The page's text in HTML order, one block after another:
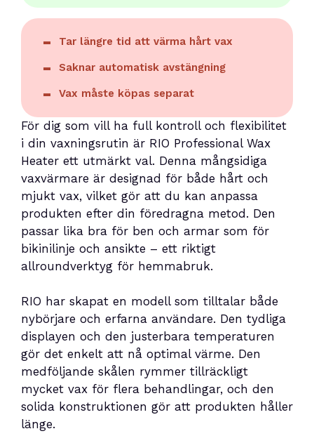
Tar längre tid att värma hårt vax
Saknar automatisk avstängning
Vax måste köpas separat
För dig som vill ha full kontroll och flexibilitet
i din vaxningsrutin är RIO Professional Wax
Heater ett utmärkt val. Denna mångsidiga
vaxvärmare är designad för både hårt och
mjukt vax, vilket gör att du kan anpassa
produkten efter din föredragna metod. Den
passar lika bra för ben och armar som för
bikinilinje och ansikte – ett riktigt
allroundverktyg för hemmabruk.
RIO har skapat en modell som tilltalar både
nybörjare och erfarna användare. Den tydliga
displayen och den justerbara temperaturen
gör det enkelt att nå optimal värme. Den
medföljande skålen rymmer tillräckligt
mycket vax för flera behandlingar, och den
solida konstruktionen gör att produkten håller
länge.